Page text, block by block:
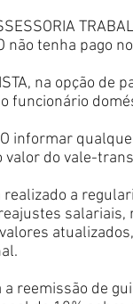
tenha pago
na opção
funcionário
informar
do vale-
realizado a
a reemissão de